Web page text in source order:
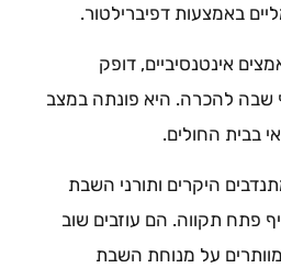
באמצעות דפיברילטור.
אינטנסיביים, דופק
שבה להכרה. היא פונתה במצב
בבית החולים.
היקרים ותורני השבת
פתח תקווה. הם עוזבים שוב
על מנוחת השבת